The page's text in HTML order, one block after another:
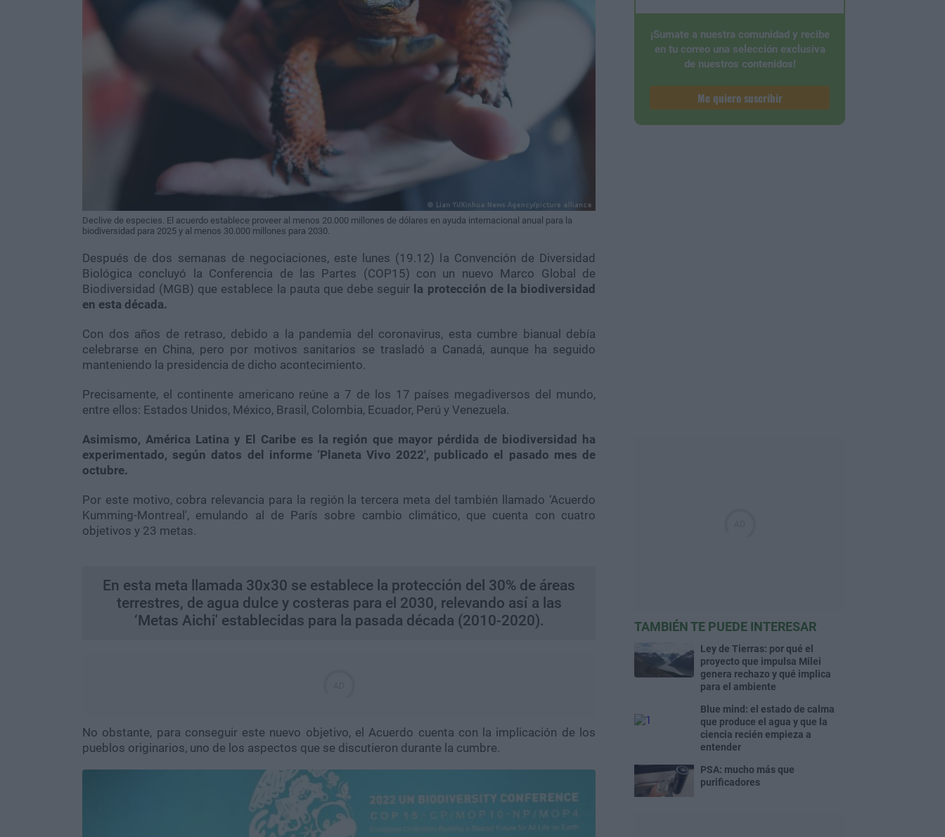
Declive de especies. El acuerdo establece proveer al menos 20.000 millones de dólares en ayuda internacional anual para la
biodiversidad para 2025 y al menos 30.000 millones para 2030.
Después de dos semanas de negociaciones, este lunes (19.12) la Convención de Diversidad
Biológica concluyó la Conferencia de las Partes (COP15) con un nuevo Marco Global de
Biodiversidad (MGB) que establece la pauta que debe seguir la protección de la biodiversidad
en esta década.
Con dos años de retraso, debido a la pandemia del coronavirus, esta cumbre bianual debía
celebrarse en China, pero por motivos sanitarios se trasladó a Canadá, aunque ha seguido
manteniendo la presidencia de dicho acontecimiento.
Precisamente, el continente americano reúne a 7 de los 17 países megadiversos del mundo,
entre ellos: Estados Unidos, México, Brasil, Colombia, Ecuador, Perú y Venezuela.
Asimismo, América Latina y El Caribe es la región que mayor pérdida de biodiversidad ha
experimentado, según datos del informe ‘Planeta Vivo 2022', publicado el pasado mes de
octubre.
Por este motivo, cobra relevancia para la región la tercera meta del también llamado ‘Acuerdo
Kumming-Montreal', emulando al de París sobre cambio climático, que cuenta con cuatro
objetivos y 23 metas.
En esta meta llamada 30x30 se establece la protección del 30% de áreas
terrestres, de agua dulce y costeras para el 2030, relevando así a las
‘Metas Aichi' establecidas para la pasada década (2010-2020).
No obstante, para conseguir este nuevo objetivo, el Acuerdo cuenta con la implicación de los
pueblos originarios, uno de los aspectos que se discutieron durante la cumbre.
¡Sumate a nuestra comunidad y recibe
en tu correo una selección exclusiva
de nuestros contenidos!
Me quiero suscribir
TAMBIÉN TE PUEDE INTERESAR
Ley de Tierras: por qué el
proyecto que impulsa Milei
genera rechazo y qué implica
para el ambiente
Blue mind: el estado de calma
que produce el agua y que la
ciencia recién empieza a
entender
PSA: mucho más que
purificadores